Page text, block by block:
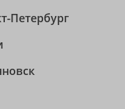
Петербург